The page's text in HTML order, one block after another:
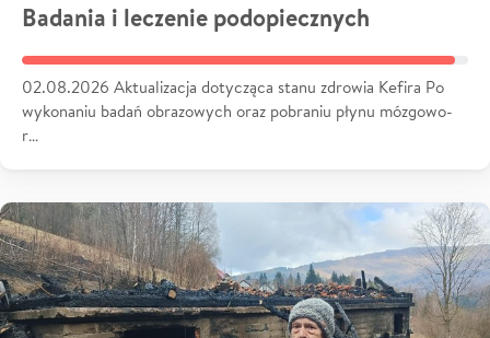
Badania i leczenie podopiecznych
02.08.2026 Aktualizacja dotycząca stanu zdrowia Kefira Po
wykonaniu badań obrazowych oraz pobraniu płynu mózgowo-
r…